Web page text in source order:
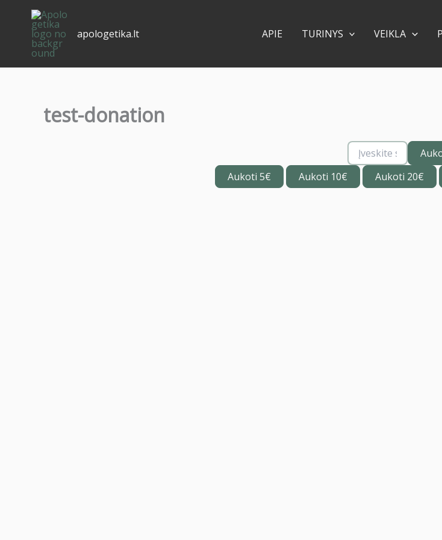
apologetika.lt APIE TURINYS VEIKLA
test-donation
Aukoti 5€
Aukoti 10€ Aukoti 20€